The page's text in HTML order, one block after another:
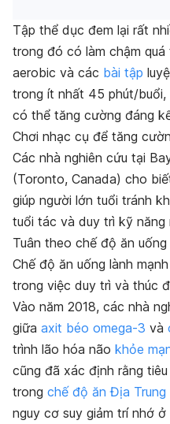
Tập thể dục đem lại rất
trong đó có làm chậm
aerobic và các bài tập
trong ít nhất 45 phút/buổi,
có thể tăng cường đáng
Chơi nhạc cụ để tăng
Các nhà nghiên cứu tại
(Toronto, Canada) cho
giúp người lớn tuổi tránh
tuổi tác và duy trì kỹ năng
Tuân theo chế độ ăn uống
Chế độ ăn uống lành
trong việc duy trì và thúc
Vào năm 2018, các nhà
giữa axit béo omega-3 và
trình lão hóa não khỏe
cũng đã xác định rằng
trong chế độ ăn Địa Trung
nguy cơ suy giảm trí nhớ